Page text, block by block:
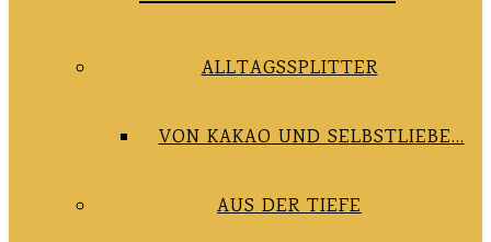
ALLTAGSSPLITTER
VON KAKAO UND SELBSTLIEBE…
AUS DER TIEFE